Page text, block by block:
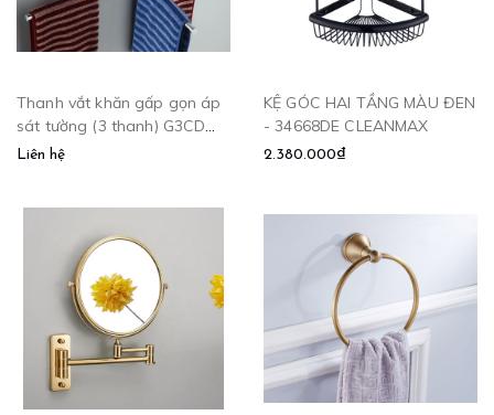
Thanh vắt khăn gấp gọn áp
sát tường (3 thanh) G3CD
CLEANMAX
Liên hệ
KỆ GÓC HAI TẦNG MÀU ĐEN
- 34668DE CLEANMAX
2.380.000₫